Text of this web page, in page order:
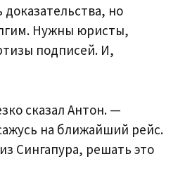
доказательства, но
Нужны юристы,
подписей. И,
сказал Антон. —
на ближайший рейс.
Сингапура, решать это